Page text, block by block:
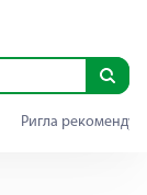
Ригла